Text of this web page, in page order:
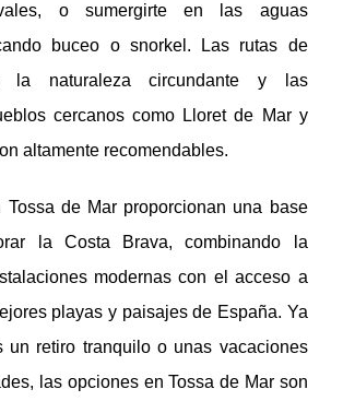
o sumergirte en las aguas
buceo o snorkel. Las rutas de
la naturaleza circundante y las
cercanos como Lloret de Mar y
altamente recomendables.
Tossa de Mar proporcionan una base
la Costa Brava, combinando la
modernas con el acceso a
playas y paisajes de España. Ya
un retiro tranquilo o unas vacaciones
las opciones en Tossa de Mar son